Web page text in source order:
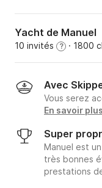
Yacht de Manuel
10 invités ? · 1800
Avec
Vous serez
En savoir plus
Super
Manuel est
très bonnes
prestations